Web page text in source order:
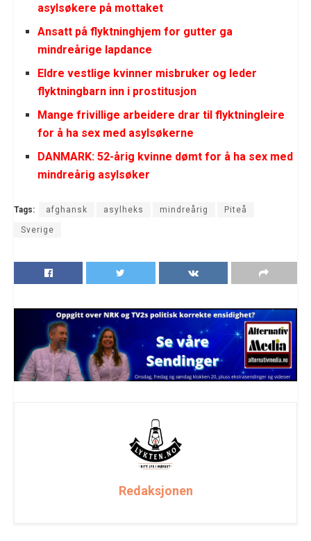
asylsøkere på mottaket
Ansatt på flyktninghjem for gutter ga
mindreårige lapdance
Eldre vestlige kvinner misbruker og leder
flyktningbarn inn i prostitusjon
Mange frivillige arbeidere drar til flyktningleire
for å ha sex med asylsøkerne
DANMARK: 52-årig kvinne dømt for å ha sex med
mindreårig asylsøker
Tags: afghansk asylheks mindreårig Piteå
Sverige
Redaksjonen